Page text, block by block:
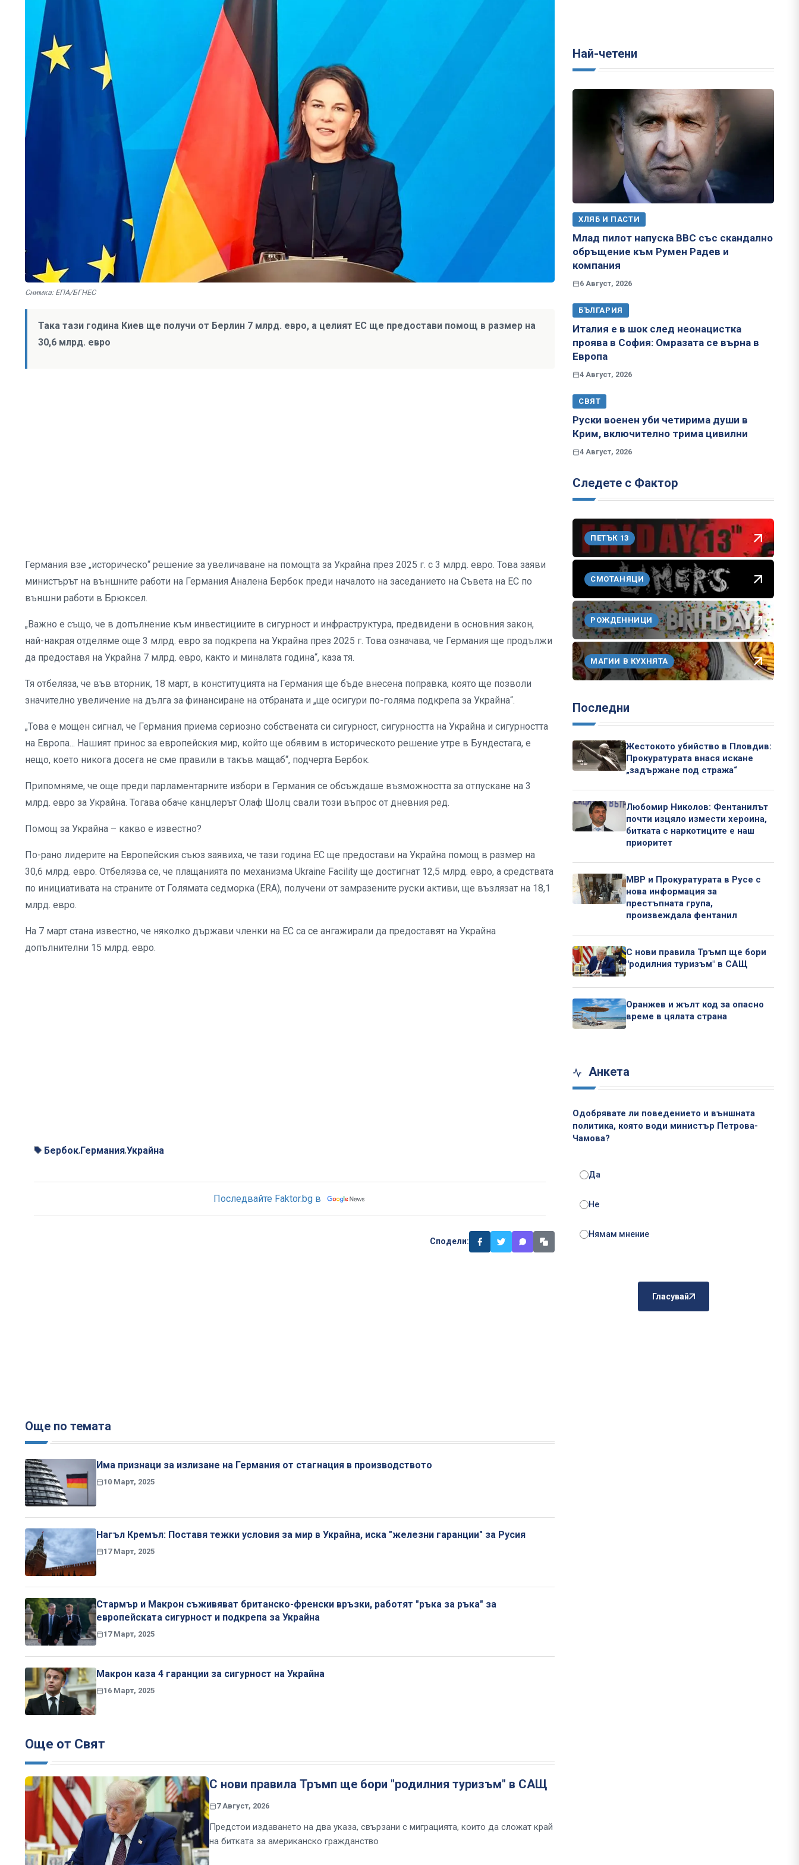
Снимка: ЕПА/БГНЕС
Така тази година Киев ще получи от Берлин 7 млрд. евро, а целият ЕС ще предостави помощ в размер на
30,6 млрд. евро
Германия взе „историческо“ решение за увеличаване на помощта за Украйна през 2025 г. с 3 млрд. евро. Това заяви
министърът на външните работи на Германия Аналена Бербок преди началото на заседанието на Съвета на ЕС по
външни работи в Брюксел.
„Важно е също, че в допълнение към инвестициите в сигурност и инфраструктура, предвидени в основния закон,
най-накрая отделяме още 3 млрд. евро за подкрепа на Украйна през 2025 г. Това означава, че Германия ще продължи
да предоставя на Украйна 7 млрд. евро, както и миналата година“, каза тя.
Тя отбеляза, че във вторник, 18 март, в конституцията на Германия ще бъде внесена поправка, която ще позволи
значително увеличение на дълга за финансиране на отбраната и „ще осигури по-голяма подкрепа за Украйна“.
„Това е мощен сигнал, че Германия приема сериозно собствената си сигурност, сигурността на Украйна и сигурността
на Европа... Нашият принос за европейския мир, който ще обявим в историческото решение утре в Бундестага, е
нещо, което никога досега не сме правили в такъв мащаб“, подчерта Бербок.
Припомняме, че още преди парламентарните избори в Германия се обсъждаше възможността за отпускане на 3
млрд. евро за Украйна. Тогава обаче канцлерът Олаф Шолц свали този въпрос от дневния ред.
Помощ за Украйна – какво е известно?
По-рано лидерите на Европейския съюз заявиха, че тази година ЕС ще предостави на Украйна помощ в размер на
30,6 млрд. евро. Отбелязва се, че плащанията по механизма Ukraine Facility ще достигнат 12,5 млрд. евро, а средствата
по инициативата на страните от Голямата седморка (ERA), получени от замразените руски активи, ще възлязат на 18,1
млрд. евро.
На 7 март стана известно, че няколко държави членки на ЕС са се ангажирали да предоставят на Украйна
допълнителни 15 млрд. евро.
Бербок,Германия,Украйна
Последвайте Faktor.bg в
Сподели:
Още по темата
Има признаци за излизане на Германия от стагнация в производството
10 Март, 2025
Нагъл Кремъл: Поставя тежки условия за мир в Украйна, иска "железни гаранции" за Русия
17 Март, 2025
Стармър и Макрон съживяват британско-френски връзки, работят "ръка за ръка" за
европейската сигурност и подкрепа за Украйна
17 Март, 2025
Макрон каза 4 гаранции за сигурност на Украйна
16 Март, 2025
Още от Свят
С нови правила Тръмп ще бори "родилния туризъм" в САЩ
7 Август, 2026
Предстои издаването на два указа, свързани с миграцията, които да сложат край
на битката за американско гражданство
Най-четени
ХЛЯБ И ПАСТИ
Млад пилот напуска ВВС със скандално
обръщение към Румен Радев и
компания
6 Август, 2026
БЪЛГАРИЯ
Италия е в шок след неонацистка
проява в София: Омразата се върна в
Европа
4 Август, 2026
СВЯТ
Руски военен уби четирима души в
Крим, включително трима цивилни
4 Август, 2026
Следете с Фактор
ПЕТЪК 13
СМОТАНЯЦИ
РОЖДЕННИЦИ
МАГИИ В КУХНЯТА
Последни
Жестокото убийство в Пловдив:
Прокуратурата внася искане
„задържане под стража“
Любомир Николов: Фентанилът
почти изцяло измести хероина,
битката с наркотиците е наш
приоритет
МВР и Прокуратурата в Русе с
нова информация за
престъпната група,
произвеждала фентанил
С нови правила Тръмп ще бори
"родилния туризъм" в САЩ
Оранжев и жълт код за опасно
време в цялата страна
Анкета
Одобрявате ли поведението и външната
политика, която води министър Петрова-
Чамова?
Да
Не
Нямам мнение
Гласувай